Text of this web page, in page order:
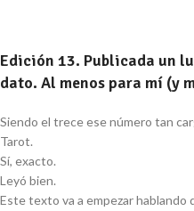
Edición 13. Publicada un
dato. Al menos para mí (y
Siendo el trece ese número tan
Tarot.
Sí, exacto.
Leyó bien.
Este texto va a empezar hablando